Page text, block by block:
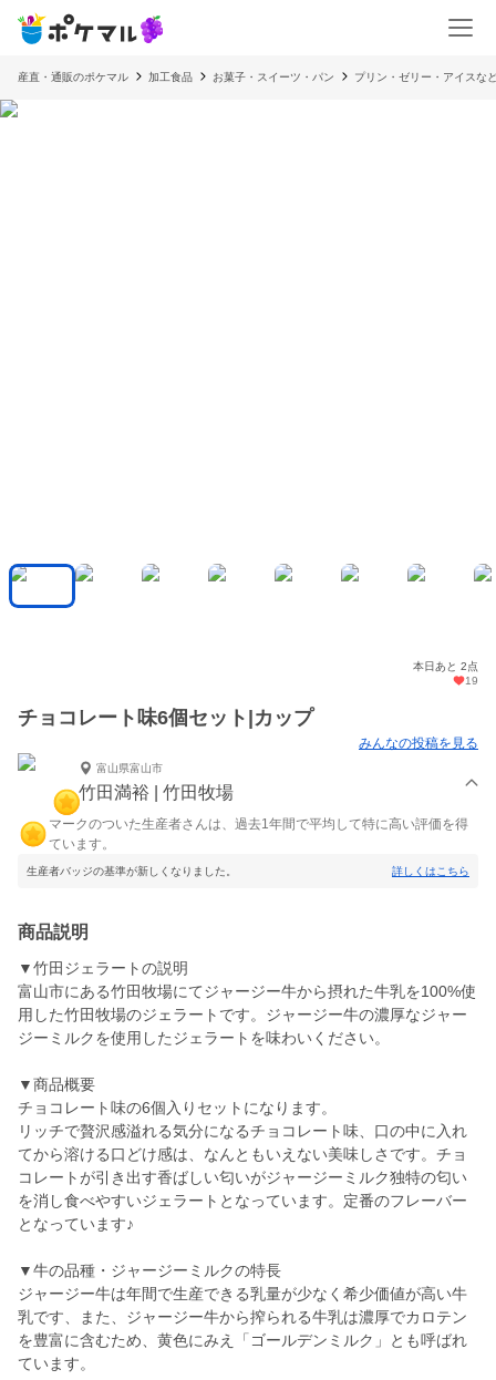
産直・通販のポケマル 加工食品 お菓子・スイーツ・パン プリン・ゼリー・アイスな
本日あと 2点
19
チョコレート味6個セット|カップ
みんなの投稿を見る
富山県富山市
竹田満裕 | 竹田牧場
マークのついた生産者さんは、過去1年間で平均して特に高い評価を得
ています。
生産者バッジの基準が新しくなりました。 詳しくはこちら
商品説明
▼竹田ジェラートの説明
富山市にある竹田牧場にてジャージー牛から摂れた牛乳を100%使
用した竹田牧場のジェラートです。ジャージー牛の濃厚なジャー
ジーミルクを使用したジェラートを味わいください。
▼商品概要
チョコレート味の6個入りセットになります。
リッチで贅沢感溢れる気分になるチョコレート味、口の中に入れ
てから溶ける口どけ感は、なんともいえない美味しさです。チョ
コレートが引き出す香ばしい匂いがジャージーミルク独特の匂い
を消し食べやすいジェラートとなっています。定番のフレーバー
となっています♪
▼牛の品種・ジャージーミルクの特長
ジャージー牛は年間で生産できる乳量が少なく希少価値が高い牛
乳です、また、ジャージー牛から搾られる牛乳は濃厚でカロテン
を豊富に含むため、黄色にみえ「ゴールデンミルク」とも呼ばれ
ています。